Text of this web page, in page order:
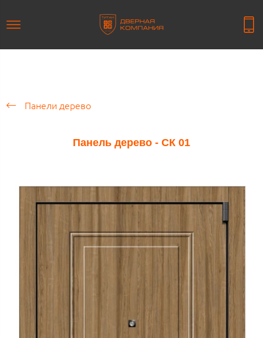
Панели дерево
Панель дерево - СК 01